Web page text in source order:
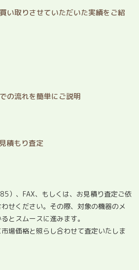
い取りさせていただいた実績をご紹
の流れを簡単にご説明
見積もり査定
）、FAX、もしくは、お見積り査定ご依
せください。その際、対象の機器のメ
とスムースに進みます。
場価格と照らし合わせて査定いたしま